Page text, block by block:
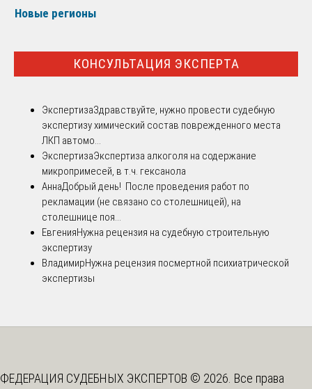
Новые регионы
КОНСУЛЬТАЦИЯ ЭКСПЕРТА
ЭкспертизаЗдравствуйте, нужно провести судебную
экспертизу химический состав поврежденного места
ЛКП автомо...
ЭкспертизаЭкспертиза алкоголя на содержание
микропримесей, в т.ч. гексанола
АннаДобрый день! После проведения работ по
рекламации (не связано со столешницей), на
столешнице поя...
ЕвгенияНужна рецензия на судебную строительную
экспертизу
ВладимирНужна рецензия посмертной психиатрической
экспертизы
ФЕДЕРАЦИЯ СУДЕБНЫХ ЭКСПЕРТОВ © 2026. Все права